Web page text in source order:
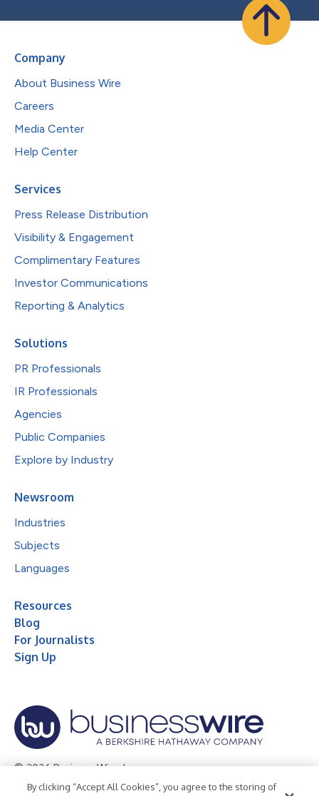
Company
About Business Wire
Careers
Media Center
Help Center
Services
Press Release Distribution
Visibility & Engagement
Complimentary Features
Investor Communications
Reporting & Analytics
Solutions
PR Professionals
IR Professionals
Agencies
Public Companies
Explore by Industry
Newsroom
Industries
Subjects
Languages
Resources
Blog
For Journalists
Sign Up
© 2026 Business Wire, Inc.
Privacy Policy Cookie Policy Accessibility Statement
By clicking “Accept All Cookies”, you agree to the storing of